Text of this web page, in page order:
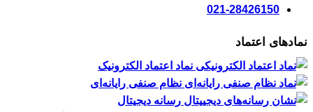
021-28426150
نمادهای اعتماد
نماد اعتماد الکترونیک
نظام صنفی رایانه‌ای
رسانه دیجیتال